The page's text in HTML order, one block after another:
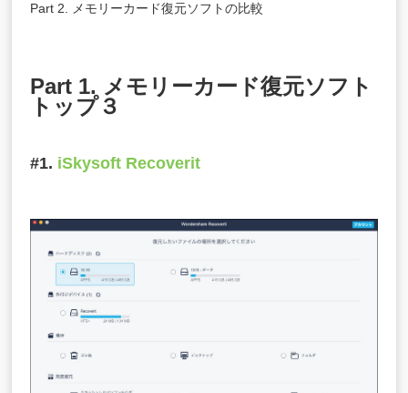
Part 2. メモリーカード復元ソフトの比較
Part 1. メモリーカード復元ソフト
トップ３
#1. iSkysoft Recoverit